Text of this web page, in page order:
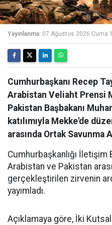
Yayınlanma: 07 Ağustos 2026 Cuma
Cumhurbaşkanı Recep
Arabistan Veliaht Prensi
Pakistan Başbakanı
katılımıyla Mekke'de
arasında Ortak Savunma
Cumhurbaşkanlığı İletişim
Arabistan ve Pakistan
gerçekleştirilen zirvenin
yayımladı.
Açıklamaya göre, İki